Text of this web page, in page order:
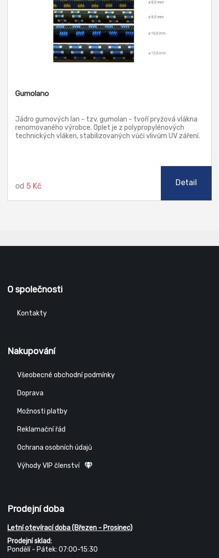
Gumolano
Jádro gumových lan - tzv. gumolan - tvoří pryžová vlákna
renomovaného výrobce. Oplet je z polypropylénových
technických vláken, stabilizovaných vůči vlivům UV záření.
od 5 Kč Detail
O společnosti
Kontakty
Nakupování
Všeobecné obchodní podmínky
Doprava
Možnosti platby
Reklamační řád
Ochrana osobních údajů
Výhody VIP členství
Prodejní doba
Letní otevírací doba (Březen - Prosinec)
Prodejní sklad:
Pondělí - Pátek: 07:00-15:30